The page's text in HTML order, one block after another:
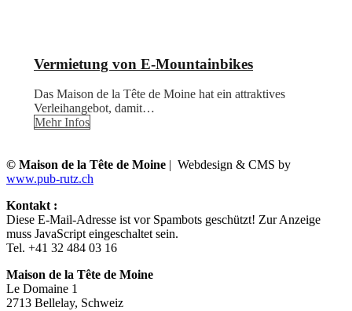
Vermietung von E-Mountainbikes
Das Maison de la Tête de Moine hat ein attraktives
Verleihangebot, damit…
Mehr Infos
© Maison de la Tête de Moine | Webdesign & CMS by
www.pub-rutz.ch
Kontakt :
Diese E-Mail-Adresse ist vor Spambots geschützt! Zur Anzeige
muss JavaScript eingeschaltet sein.
Tel. +41 32 484 03 16
Maison de la Tête de Moine
Le Domaine 1
2713 Bellelay, Schweiz